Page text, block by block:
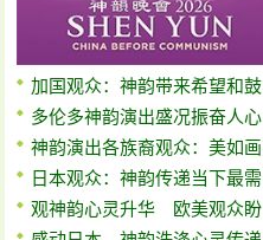
加国观众：神韵带来希望和鼓
多伦多神韵演出盛况振奋人心
神韵演出各族裔观众：美如画
日本观众：神韵传递当下最需
观神韵心灵升华 欧美观众盼